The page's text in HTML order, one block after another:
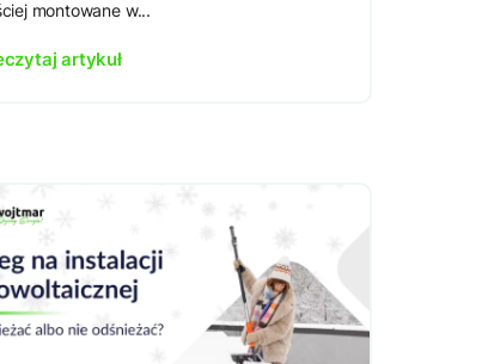
montowane w...
artykuł